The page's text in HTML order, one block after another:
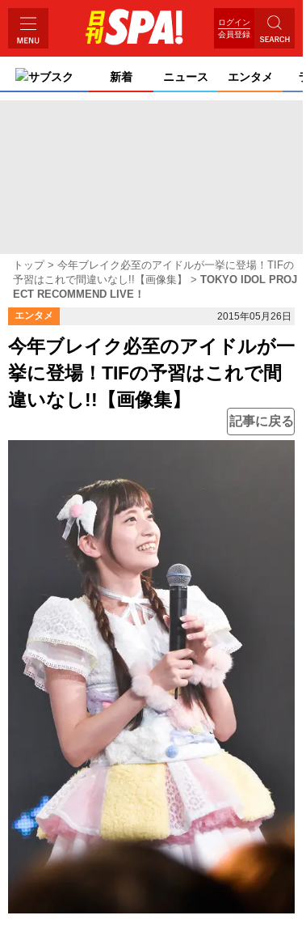
ログイン
会員登録
サブスク 新着 ニュース エンタメ
トップ
今年ブレイク必至のアイドルが一挙に登場！TIFの
予習はこれで間違いなし!!【画像集】
TOKYO IDOL PROJ
ECT RECOMMEND LIVE！
エンタメ 2015年05月26日
今年ブレイク必至のアイドルが一
挙に登場！TIFの予習はこれで間
違いなし!!【画像集】
記事に戻る